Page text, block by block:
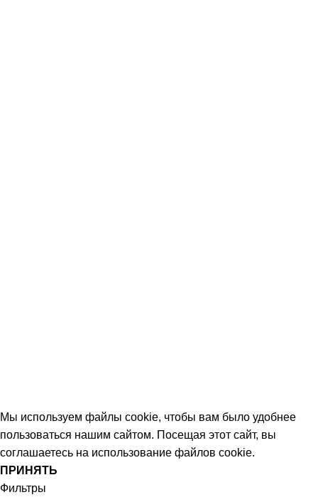
Мы используем файлы cookie, чтобы вам было удобнее
пользоваться нашим сайтом. Посещая этот сайт, вы
соглашаетесь на использование файлов cookie.
ПРИНЯТЬ
Фильтры